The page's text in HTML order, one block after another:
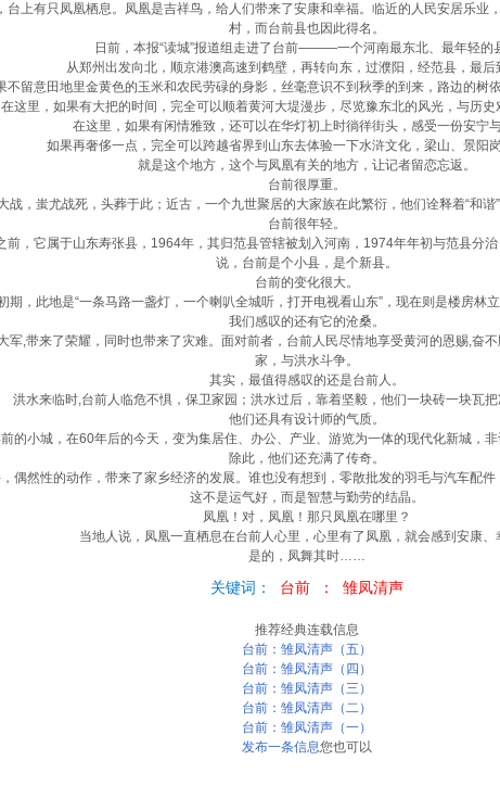
台上有只凤凰栖息。凤凰是吉祥鸟，给人们带来了安康和幸福。临近的人民安居乐业
村，而台前县也因此得名。
日前，本报“读城”报道组走进了台前———一个河南最东北、最年轻的
从郑州出发向北，顺京港澳高速到鹤壁，再转向东，过濮阳，经范县，最后
不留意田地里金黄色的玉米和农民劳碌的身影，丝毫意识不到秋季的到来，路边的树
在这里，如果有大把的时间，完全可以顺着黄河大堤漫步，尽览豫东北的风光，与历史
在这里，如果有闲情雅致，还可以在华灯初上时徜徉街头，感受一份安宁与
如果再奢侈一点，完全可以跨越省界到山东去体验一下水浒文化，梁山、景阳岗
就是这个地方，这个与凤凰有关的地方，让记者留恋忘返。
台前很厚重。
战，蚩尤战死，头葬于此；近古，一个九世聚居的大家族在此繁衍，他们诠释着“和谐
台前很年轻。
前，它属于山东寿张县，1964年，其归范县管辖被划入河南，1974年年初与范县分
说，台前是个小县，是个新县。
台前的变化很大。
期，此地是“一条马路一盏灯，一个喇叭全城听，打开电视看山东”，现在则是楼房林
我们感叹的还有它的沧桑。
军,带来了荣耀，同时也带来了灾难。面对前者，台前人民尽情地享受黄河的恩赐,奋
家，与洪水斗争。
其实，最值得感叹的还是台前人。
洪水来临时,台前人临危不惧，保卫家园；洪水过后，靠着坚毅，他们一块砖一块瓦把
他们还具有设计师的气质。
的小城，在60年后的今天，变为集居住、办公、产业、游览为一体的现代化新城，非
除此，他们还充满了传奇。
偶然性的动作，带来了家乡经济的发展。谁也没有想到，零散批发的羽毛与汽车配件
这不是运气好，而是智慧与勤劳的结晶。
凤凰！对，凤凰！那只凤凰在哪里？
当地人说，凤凰一直栖息在台前人心里，心里有了凤凰，就会感到安康、
是的，凤舞其时……
关键词： 台前 ： 雏凤清声
推荐经典连载信息
台前：雏凤清声（五）
台前：雏凤清声（四）
台前：雏凤清声（三）
台前：雏凤清声（二）
台前：雏凤清声（一）
发布一条信息您也可以